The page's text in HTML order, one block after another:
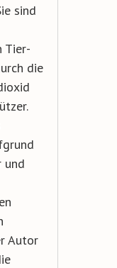
sind
Tier-
die
und
Autor